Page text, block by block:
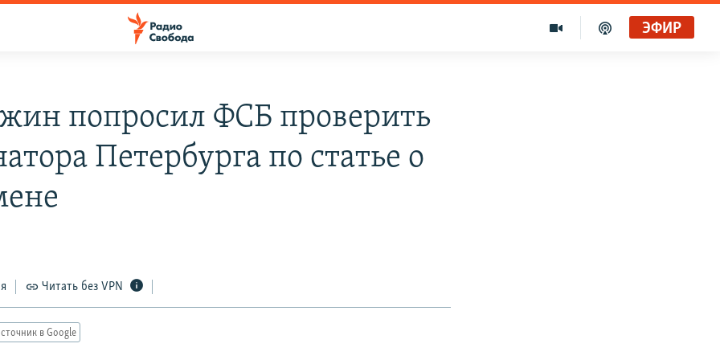
ЭФИР
попросил ФСБ проверить
Петербурга по статье о
Читать без VPN
в Google